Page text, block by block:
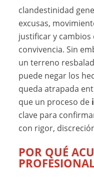
clandestinidad
excusas,
justificar y
convivencia. Sin
un terreno
puede negar los
queda atrapada
que un proceso de
clave para
con rigor,
POR QUÉ